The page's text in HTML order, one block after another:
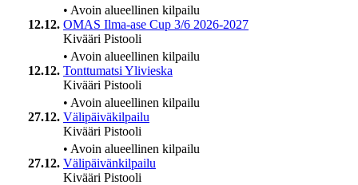
12.12.
• Avoin alueellinen kilpailu
OMAS Ilma-ase Cup 3/6 2026-2027
Kivääri Pistooli
12.12.
• Avoin alueellinen kilpailu
Tonttumatsi Ylivieska
Kivääri Pistooli
27.12.
• Avoin alueellinen kilpailu
Välipäiväkilpailu
Kivääri Pistooli
27.12.
• Avoin alueellinen kilpailu
Välipäivänkilpailu
Kivääri Pistooli